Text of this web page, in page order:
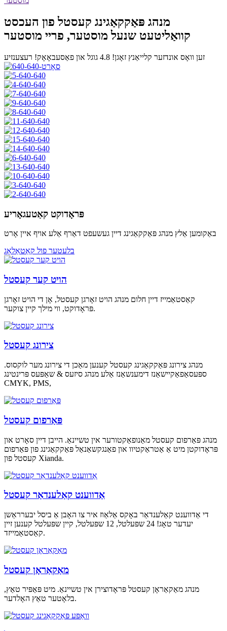
מנהג פּאַקקאַגינג קעסטל פון העכסט
קוואַליטעט שנעל מוסטער, פריי מוסטער
זען וואָס אונדזער קלייאַנץ זאָגן! 4.8 גוגל און פאַסעבאָאָק! רעצענזיע
פּראָדוקט קאַטעגאָריע
באַקומען אַלץ מנהג פּאַקקאַגינג דיין געשעפט דאַרף אַלע אויף איין אָרט
בלעטער פול קאַטאַלאָג
הויט קער קעסטל
קאַסטאַמייז דיין חלום מנהג הויט זאָרגן קעסטל, אָן די הויט זאָרגן
פּראָדוקט, ווי מילך קיין צוקער.
צירונג קעסטל
מנהג צירונג פּאַקקאַגינג קעסטל קענען מאַכן די צירונג מער לוקסוס.
ספּעסאַפאַקיישאַנז דימענשאַנז אַלע מנהג סיזעס & שאַפּעס פּרינטינג
CMYK, PMS,
פּאַרפום קעסטל
מנהג פּאַרפום קעסטל מאַנופאַקטורער אין טשיינאַ. הייבן דיין סאָרט און
פּראָדוקטן מיט אַ אַטראַקטיוו און פאַנגקשאַנאַל פּאַקקאַגינג פון פּאַרפום
קעסטל פון Xianda.
אַדווענט קאַלענדאַר קעסטל
די אַדווענט קאַלענדאַר באָקס אַלאַוז איר צו האָבן אַ ביסל יבערראַשן
יעדער טאָג! 24 שפּעלטל, 12 שפּעלטל, קיין שפּעלטל קענען זיין
קאַסטאַמייזד.
מאַקאַראָן קעסטל
מנהג מאַקאַראָן קעסטל פּראָדוצירן אין טשיינאַ. מיט פּאַפּיר טאַץ,
בלאָטער טאַץ האָלדער.